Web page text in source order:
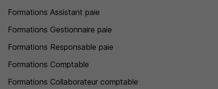
Formations Assistant paie
Formations Gestionnaire paie
Formations Responsable paie
Formations Comptable
Formations Collaborateur comptable